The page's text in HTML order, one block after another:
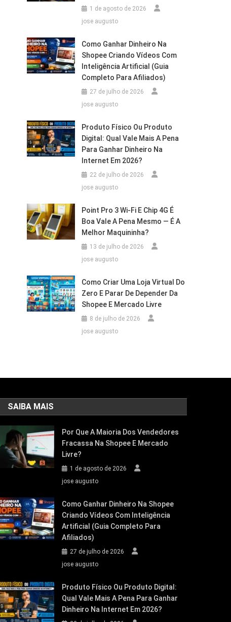
1 de agosto de 2026
jose augusto
Como Ganhar Dinheiro Na
Shopee Criando Vídeos Com
Inteligência Artificial (Guia
Completo Para Afiliados)
27 de julho de 2026
jose augusto
Produto Físico Ou Produto
Digital: Qual Vale Mais A Pena
Para Ganhar Dinheiro Na
Internet Em 2026?
22 de julho de 2026
jose augusto
Point Pro 3 Wi‑Fi E Chip 4G É
Boa Vale A Pena Mesmo — É A
Melhor Maquininha?
13 de julho de 2026
jose augusto
Como Criar Uma Loja Virtual Do
Zero E Parar De Depender Da
Shopee E Mercado Livre
8 de julho de 2026
jose augusto
SAIBA MAIS
Por Que A Maioria Dos Vendedores
Fracassa Na Shopee E Mercado
Livre?
1 de agosto de 2026
jose augusto
Como Ganhar Dinheiro Na Shopee
Criando Vídeos Com Inteligência
Artificial (Guia Completo Para
Afiliados)
27 de julho de 2026
jose augusto
Produto Físico Ou Produto Digital:
Qual Vale Mais A Pena Para Ganhar
Dinheiro Na Internet Em 2026?